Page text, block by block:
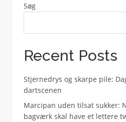
Søg
Recent Posts
Stjernedrys og skarpe pile:
dartscenen
Marcipan uden tilsat sukker:
bagværk skal have et lettere